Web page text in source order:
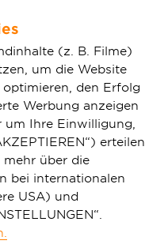
s
99
€/Monat
(z. B. Filme)
um die Website
den Erfolg
Werbung anzeigen
Ihre Einwilligung,
erteilen
mehr über die
bei internationalen
USA) und